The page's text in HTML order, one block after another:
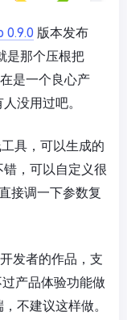
0.9.0 版本发布
是那个压根把
是一个良心产
没用过吧。
具，可以生成的
，可以自定义很
接调一下参数复
发者的作品，支
产品体验功能做
不建议这样做。